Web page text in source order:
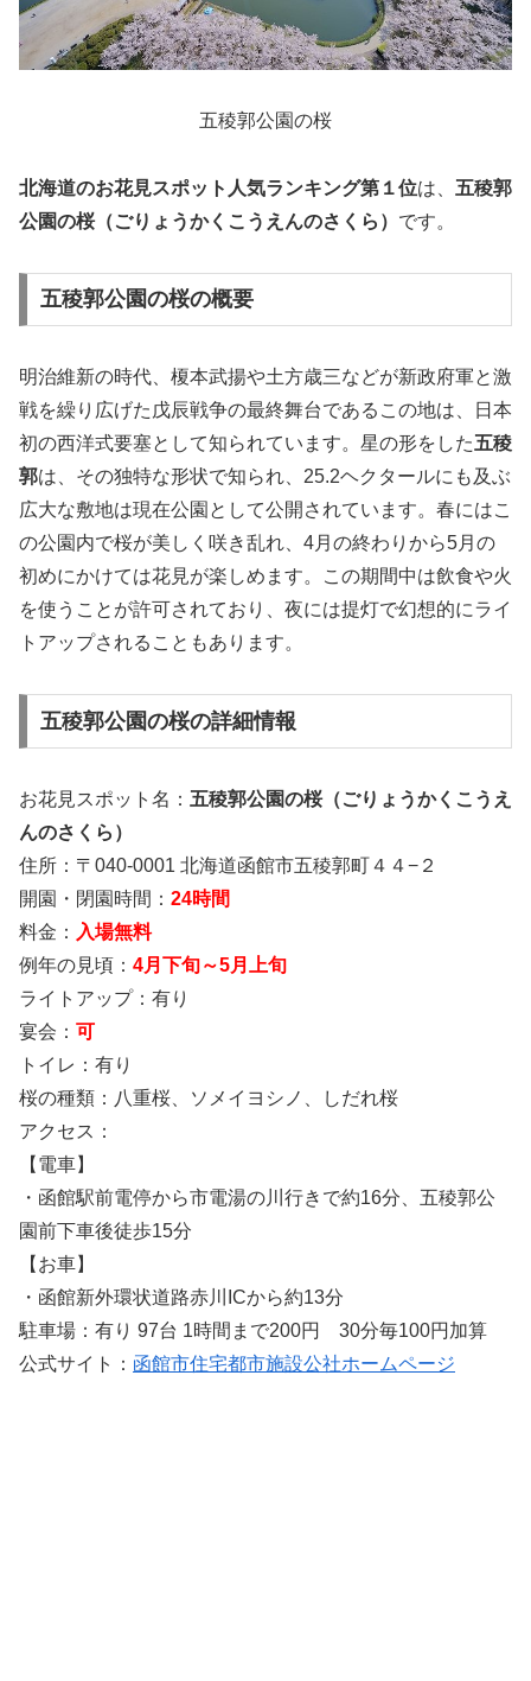
五稜郭公園の桜
北海道のお花見スポット人気ランキング第１位は、 五稜郭
公園の桜（ごりょうかくこうえんのさくら） です。
五稜郭公園の桜の概要
明治維新の時代、榎本武揚や土方歳三などが新政府軍と激
戦を繰り広げた戊辰戦争の最終舞台であるこの地は、日本
初の西洋式要塞として知られています。星の形をした五稜
郭は、その独特な形状で知られ、25.2ヘクタールにも及ぶ
広大な敷地は現在公園として公開されています。春にはこ
の公園内で桜が美しく咲き乱れ、4月の終わりから5月の
初めにかけては花見が楽しめます。この期間中は飲食や火
を使うことが許可されており、夜には提灯で幻想的にライ
トアップされることもあります。
五稜郭公園の桜の詳細情報
お花見スポット名： 五稜郭公園の桜（ごりょうかくこうえ
んのさくら）
住所：〒040-0001 北海道函館市五稜郭町４４−２
開園・閉園時間： 24時間
料金： 入場無料
例年の見頃： 4月下旬～5月上旬
ライトアップ：有り
宴会： 可
トイレ：有り
桜の種類：八重桜、ソメイヨシノ、しだれ桜
アクセス：
【電車】
・函館駅前電停から市電湯の川行きで約16分、五稜郭公
園前下車後徒歩15分
【お車】
・函館新外環状道路赤川ICから約13分
駐車場：有り 97台 1時間まで200円 30分毎100円加算
公式サイト： 函館市住宅都市施設公社ホームページ